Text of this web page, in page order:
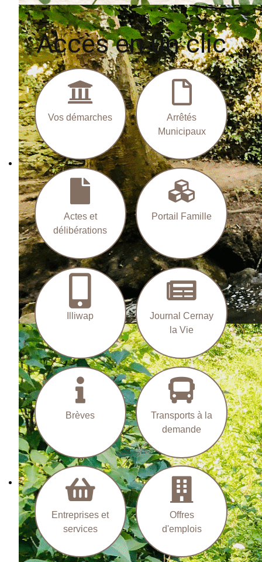
Découvrez les animations !
Découvrez Cernay-la-Ville
Accès en un clic
Vos démarches
Arrêtés
Municipaux
Actes et
délibérations
Portail Famille
Illiwap
Journal Cernay
la Vie
Brèves
Transports à la
demande
Entreprises et
services
Offres
d'emplois